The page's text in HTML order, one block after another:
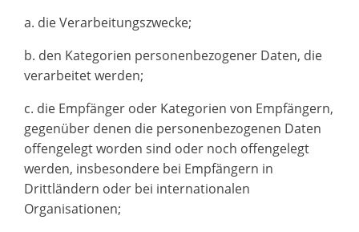
a. die Verarbeitungszwecke;
b. den Kategorien personenbezogener Daten, die
verarbeitet werden;
c. die Empfänger oder Kategorien von Empfängern,
gegenüber denen die personenbezogenen Daten
offengelegt worden sind oder noch offengelegt
werden, insbesondere bei Empfängern in
Drittländern oder bei internationalen
Organisationen;